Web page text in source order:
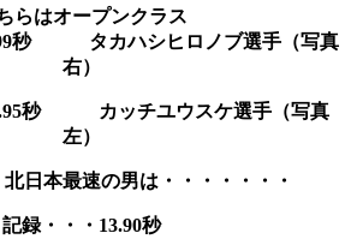
らはオープンクラス
秒 タカハシヒロノブ選手（写真
右）
秒 カッチユウスケ選手（写真
左）
日本最速の男は・・・・・・・
記録・・・13.90秒